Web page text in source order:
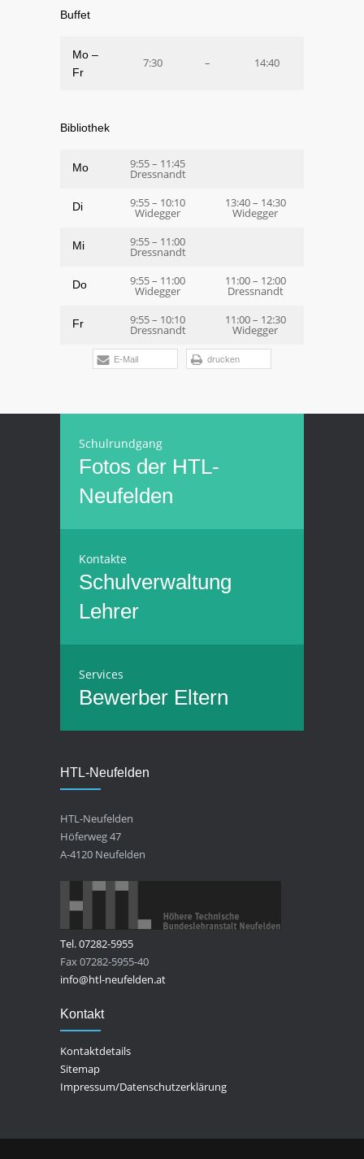
Buffet
Mo –
Fr
7:30 – 14:40
Bibliothek
Mo 9:55 – 11:45
Dressnandt
Di 9:55 – 10:10
Widegger
13:40 – 14:30
Widegger
Mi 9:55 – 11:00
Dressnandt
Do 9:55 – 11:00
Widegger
11:00 – 12:00
Dressnandt
Fr 9:55 – 10:10
Dressnandt
11:00 – 12:30
Widegger
E-Mail drucken
Schulrundgang
Fotos der HTL-
Neufelden
Kontakte
Schulverwaltung
Lehrer
Services
Bewerber Eltern
HTL-Neufelden
HTL-Neufelden
Höferweg 47
A-4120 Neufelden
Tel. 07282-5955
Fax 07282-5955-40
info@htl-neufelden.at
Kontakt
Kontaktdetails
Sitemap
Impressum/Datenschutzerklärung